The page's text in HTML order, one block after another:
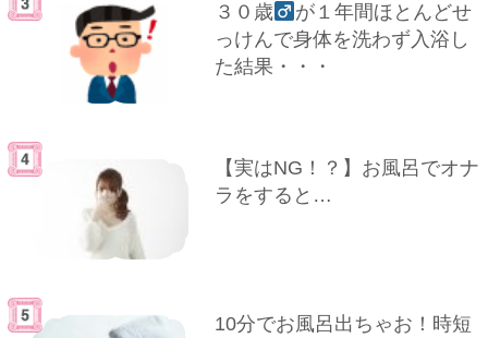
３０歳
が１年間ほとんどせ
っけんで身体を洗わず入浴し
た結果・・・
【実はNG！？】お風呂でオナ
ラをすると…
10分でお風呂出ちゃお！時短